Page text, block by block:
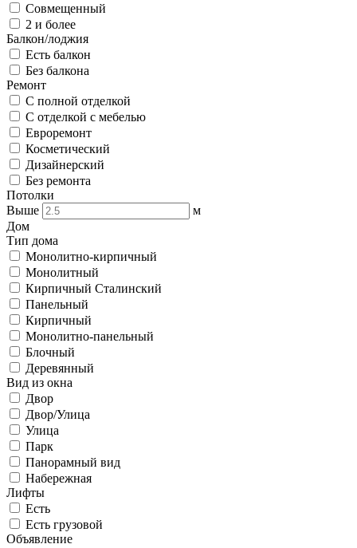
Совмещенный
2 и более
Балкон/лоджия
Есть балкон
Без балкона
Ремонт
С полной отделкой
С отделкой с мебелью
Евроремонт
Косметический
Дизайнерский
Без ремонта
Потолки
Выше
м
Дом
Тип дома
Монолитно-кирпичный
Монолитный
Кирпичный Сталинский
Панельный
Кирпичный
Монолитно-панельный
Блочный
Деревянный
Вид из окна
Двор
Двор/Улица
Улица
Парк
Панорамный вид
Набережная
Лифты
Есть
Есть грузовой
Объявление